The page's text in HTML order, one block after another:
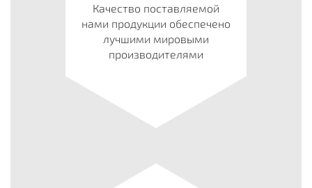
Качество поставляемой
нами продукции обеспечено
лучшими мировыми
производителями